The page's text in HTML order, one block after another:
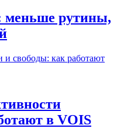
меньше рутины,
в VOIS